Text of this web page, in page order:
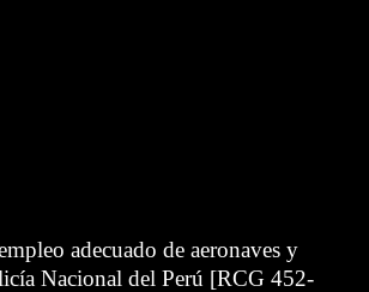
adecuado de aeronaves y
Nacional del Perú [RCG 452-